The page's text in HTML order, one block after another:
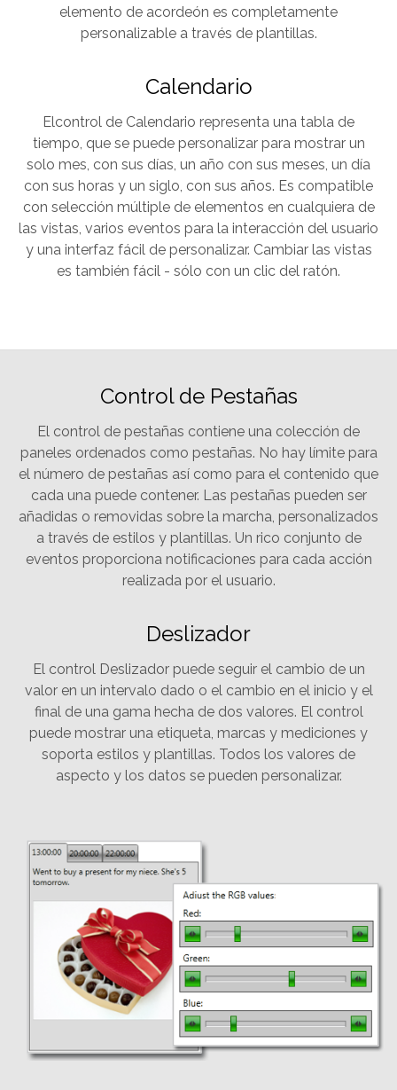
elemento de acordeón es completamente
personalizable a través de plantillas.
Calendario
Elcontrol de Calendario representa una tabla de
tiempo, que se puede personalizar para mostrar un
solo mes, con sus días, un año con sus meses, un día
con sus horas y un siglo, con sus años. Es compatible
con selección múltiple de elementos en cualquiera de
las vistas, varios eventos para la interacción del usuario
y una interfaz fácil de personalizar. Cambiar las vistas
es también fácil - sólo con un clic del ratón.
Control de Pestañas
El control de pestañas contiene una colección de
paneles ordenados como pestañas. No hay límite para
el número de pestañas así como para el contenido que
cada una puede contener. Las pestañas pueden ser
añadidas o removidas sobre la marcha, personalizados
a través de estilos y plantillas. Un rico conjunto de
eventos proporciona notificaciones para cada acción
realizada por el usuario.
Deslizador
El control Deslizador puede seguir el cambio de un
valor en un intervalo dado o el cambio en el inicio y el
final de una gama hecha de dos valores. El control
puede mostrar una etiqueta, marcas y mediciones y
soporta estilos y plantillas. Todos los valores de
aspecto y los datos se pueden personalizar.